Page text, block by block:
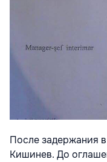
После задержания
Кишинев. До